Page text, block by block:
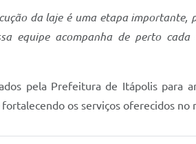
da laje é uma etapa
equipe acompanha de perto
pela Prefeitura de Itápolis para
os serviços oferecidos no